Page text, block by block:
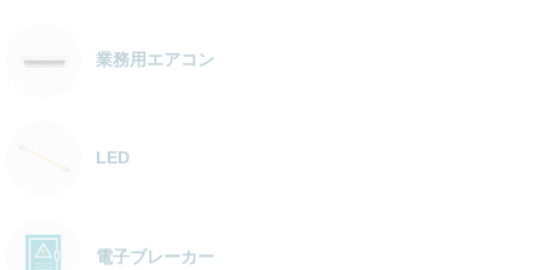
業務用エアコン
LED
電子ブレーカー